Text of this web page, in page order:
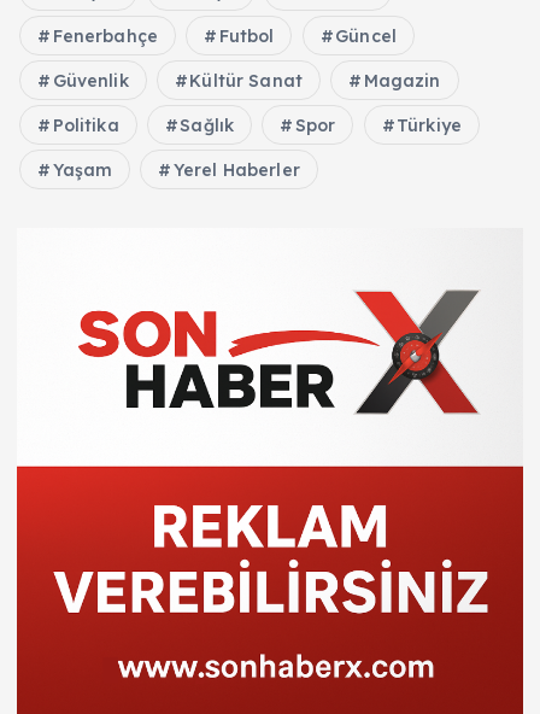
Fenerbahçe Futbol Güncel
Güvenlik Kültür Sanat Magazin
Politika Sağlık Spor Türkiye
Yaşam Yerel Haberler